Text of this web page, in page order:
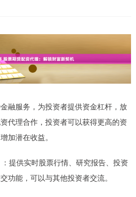
融服务，为投资者提供资金杠杆，放
代理合作，投资者可以获得更高的资
加潜在收益。
提供实时股票行情、研究报告、投资
功能，可以与其他投资者交流。